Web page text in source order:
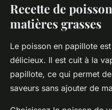
Recette de
matières grasses
Le poisson en papillote
délicieux. Il est cuit à la
papillote, ce qui permet
saveurs sans ajouter de